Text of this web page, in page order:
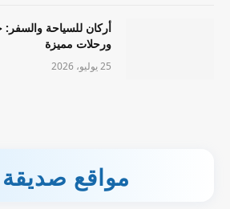
أركان للسياحة
ورحلات مميزة
25 يوليو، 2026
مواقع صديقة